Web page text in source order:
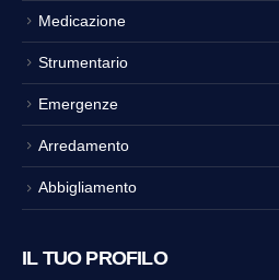
Medicazione
Strumentario
Emergenze
Arredamento
Abbigliamento
IL TUO PROFILO